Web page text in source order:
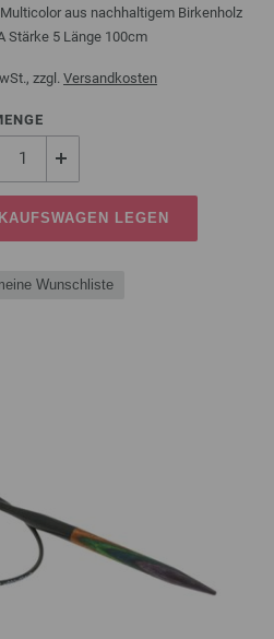
aus nachhaltigem Birkenholz
Stärke 5 Länge 100cm
zzgl. Versandkosten
LEGEN
Wunschliste